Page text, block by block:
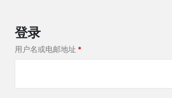
登录
用户名或电邮地址 *